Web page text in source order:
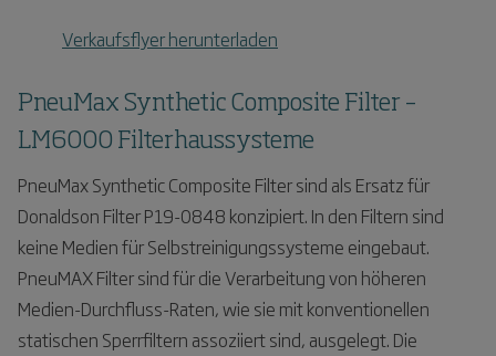
Verkaufsflyer herunterladen
PneuMax Synthetic Composite Filter –
LM6000 Filterhaussysteme
PneuMax Synthetic Composite Filter sind als Ersatz für
Donaldson Filter P19-0848 konzipiert. In den Filtern sind
keine Medien für Selbstreinigungssysteme eingebaut.
PneuMAX Filter sind für die Verarbeitung von höheren
Medien-Durchfluss-Raten, wie sie mit konventionellen
statischen Sperrfiltern assoziiert sind, ausgelegt. Die